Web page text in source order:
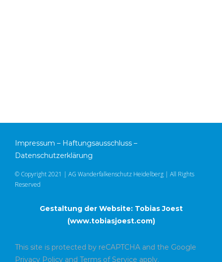
Impressum – Haftungsausschluss –
Datenschutzerklärung
© Copyright 2021 | AG Wanderfalkenschutz Heidelberg | All Rights
Reserved
Gestaltung der Website: Tobias Joest
(www.tobiasjoest.com)
This site is protected by reCAPTCHA and the Google
Privacy Policy and Terms of Service apply.